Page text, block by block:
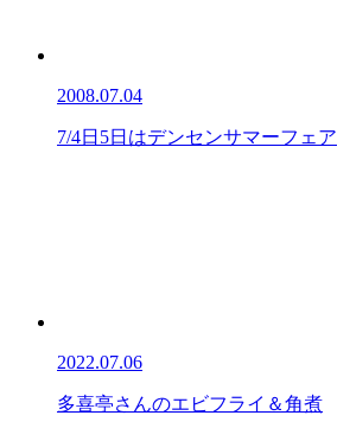
2008.07.04
7/4日5日はデンセンサマーフェア
2022.07.06
多喜亭さんのエビフライ＆角煮